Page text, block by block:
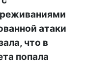
атаки
что в
попала